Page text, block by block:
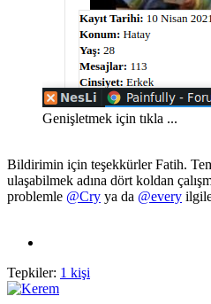
Genişletmek için tıkla ...
Bildirimin için teşekkürler Fatih.
ulaşabilmek adına dört koldan
problemle @Cry ya da @every
Tepkiler: 1 kişi